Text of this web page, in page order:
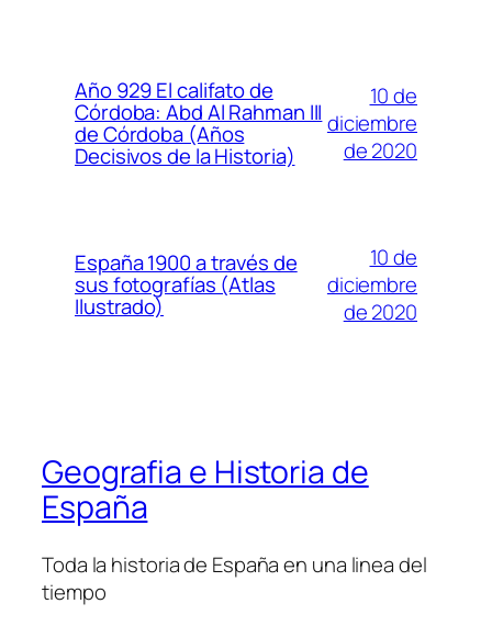
Año 929 El califato de
Córdoba: Abd Al Rahman III
de Córdoba (Años
Decisivos de la Historia)
10 de
diciembre
de 2020
España 1900 a través de
sus fotografías (Atlas
Ilustrado)
10 de
diciembre
de 2020
Geografia e Historia de
España
Toda la historia de España en una linea del
tiempo